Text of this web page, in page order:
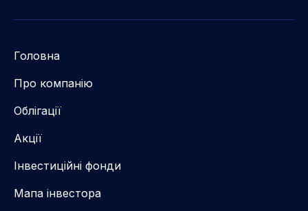
Головна
Про компанію
Облігації
Акції
Інвестиційні фонди
Мапа інвестора